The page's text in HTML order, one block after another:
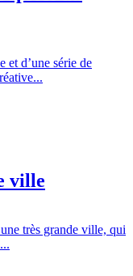
et d’une série de
ville
très grande ville, qui